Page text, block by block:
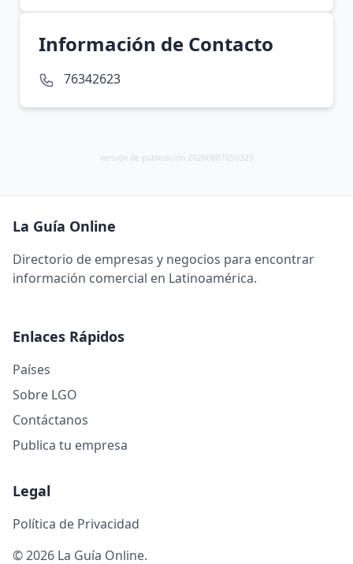
Información de Contacto
76342623
versión de publicación 20260807050325
La Guía Online
Directorio de empresas y negocios para encontrar
información comercial en Latinoamérica.
Enlaces Rápidos
Países
Sobre LGO
Contáctanos
Publica tu empresa
Legal
Política de Privacidad
© 2026 La Guía Online.